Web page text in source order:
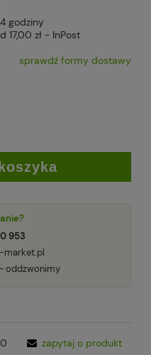
godziny
17,00 zł - InPost
płatności
sprawdź formy dostawy
953
market.pl
oddzwonimy
zapytaj o produkt